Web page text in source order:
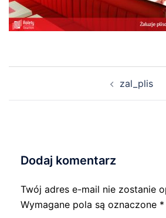
zal_plis
Dodaj komentarz
Twój adres e-mail nie zostanie
Wymagane pola są oznaczone *